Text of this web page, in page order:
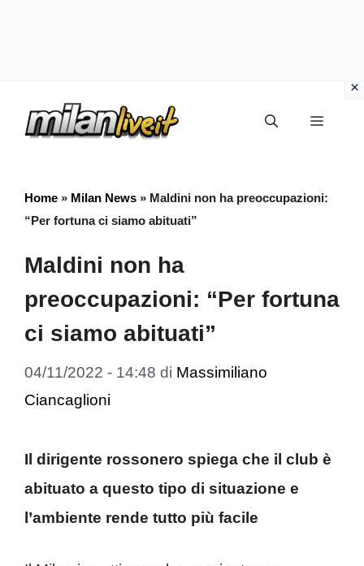
Menu
Home » Milan News » Maldini non ha preoccupazioni:
“Per fortuna ci siamo abituati”
Maldini non ha
preoccupazioni: “Per fortuna
ci siamo abituati”
04/11/2022 - 14:48 di Massimiliano
Ciancaglioni
Il dirigente rossonero spiega che il club è
abituato a questo tipo di situazione e
l’ambiente rende tutto più facile